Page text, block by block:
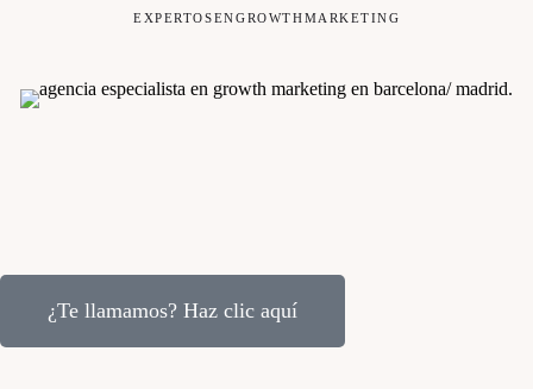
EXPERTOS EN GROWTH MARKETING
¿Te llamamos? Haz clic aquí